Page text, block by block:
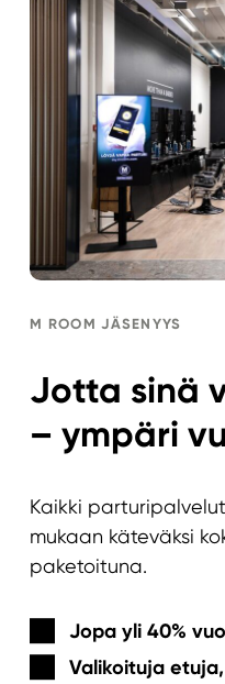
M ROOM JÄSENYYS
Jotta sinä
– ympäri
Kaikki
mukaan käteväksi
paketoituna.
Jopa yli 40%
Valikoituja